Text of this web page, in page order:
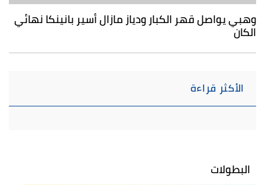
وهبي يواصل قهر الكبار ودياز مازال أسير بانينكا نهائي
الكان
الأكثر قراءة
البطولات